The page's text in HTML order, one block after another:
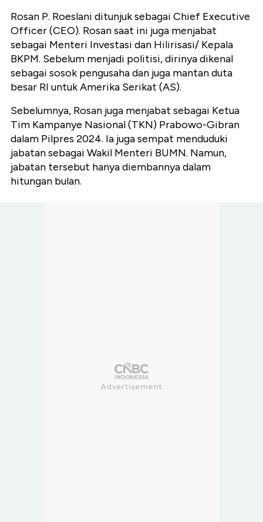
Rosan P. Roeslani ditunjuk sebagai Chief Executive
Officer (CEO). Rosan saat ini juga menjabat
sebagai Menteri Investasi dan Hilirisasi/ Kepala
BKPM. Sebelum menjadi politisi, dirinya dikenal
sebagai sosok pengusaha dan juga mantan duta
besar RI untuk Amerika Serikat (AS).
Sebelumnya, Rosan juga menjabat sebagai Ketua
Tim Kampanye Nasional (TKN) Prabowo-Gibran
dalam Pilpres 2024. Ia juga sempat menduduki
jabatan sebagai Wakil Menteri BUMN. Namun,
jabatan tersebut hanya diembannya dalam
hitungan bulan.